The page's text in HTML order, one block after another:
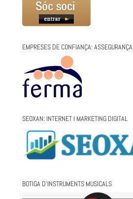
EMPRESES DE CONFIANÇA: ASSEGURANÇA
SEOXAN: INTERNET I MARKETING DIGITAL
BOTIGA D’INSTRUMENTS MUSICALS